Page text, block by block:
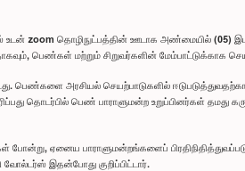
zoom தொழிநுட்பத்தின் ஊடாக அண்மையில் (05)
பெண்கள் மற்றும் சிறுவர்களின் மேம்பாட்டுக்காக
பெண்களை அரசியல் செயற்பாடுகளில்
தொடர்பில் பெண் பாராளுமன்ற உறுப்பினர்கள் தமது
போன்று, ஏனைய பாராளுமன்றங்களைப்
இதன்போது குறிப்பிட்டார்.